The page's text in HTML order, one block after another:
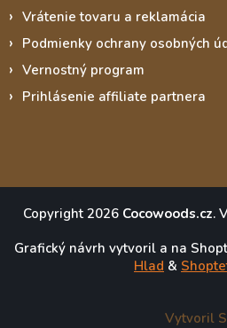
Vrátenie tovaru a reklamácia
Podmienky ochrany osobných
Vernostný program
Prihlásenie affiliate partnera
Copyright 2026 Cocowoods.cz.
Grafický návrh vytvoril a na
Hlad &
Vytvoril